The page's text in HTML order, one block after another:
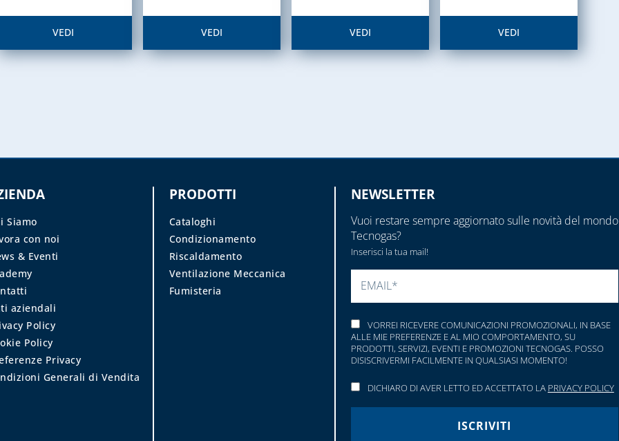
VEDI VEDI VEDI VEDI
Siamo
con noi
& Eventi
aziendali
Policy
Policy
Privacy
Generali di Vendita
PRODOTTI
Cataloghi
Condizionamento
Riscaldamento
Ventilazione Meccanica
Fumisteria
NEWSLETTER
Vuoi restare sempre aggiornato sulle novità del mondo
Tecnogas?
Inserisci la tua mail!
SI PREGA DI LASCIARE VUOTO QUESTO
VORREI RICEVERE COMUNICAZIONI PROMOZIONALI, IN BASE
ALLE MIE PREFERENZE E AL MIO COMPORTAMENTO, SU
PRODOTTI, SERVIZI, EVENTI E PROMOZIONI TECNOGAS. POSSO
DISISCRIVERMI FACILMENTE IN QUALSIASI MOMENTO!
DICHIARO DI AVER LETTO ED ACCETTATO LA PRIVACY POLICY